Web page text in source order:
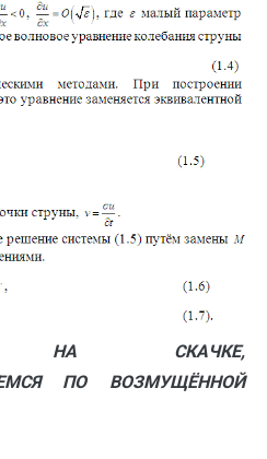
НА СКАЧКЕ,
ПО ВОЗМУЩЁННОЙ